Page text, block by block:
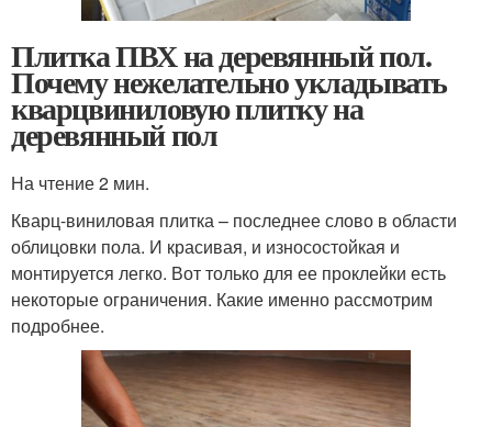
Плитка ПВХ на деревянный пол.
Почему нежелательно укладывать
кварцвиниловую плитку на
деревянный пол
На чтение 2 мин.
Кварц-виниловая плитка – последнее слово в области
облицовки пола. И красивая, и износостойкая и
монтируется легко. Вот только для ее проклейки есть
некоторые ограничения. Какие именно рассмотрим
подробнее.